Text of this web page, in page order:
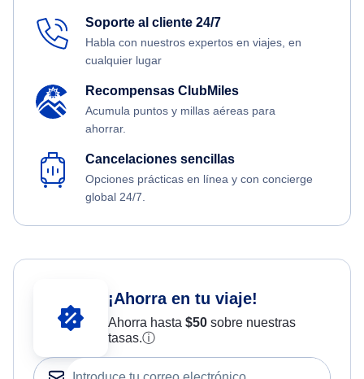
Soporte al cliente 24/7
Habla con nuestros expertos en viajes, en
cualquier lugar
Recompensas ClubMiles
Acumula puntos y millas aéreas para
ahorrar.
Cancelaciones sencillas
Opciones prácticas en línea y con concierge
global 24/7.
¡Ahorra en tu viaje!
Ahorra hasta $50sobre nuestras
tasas.ⓘ